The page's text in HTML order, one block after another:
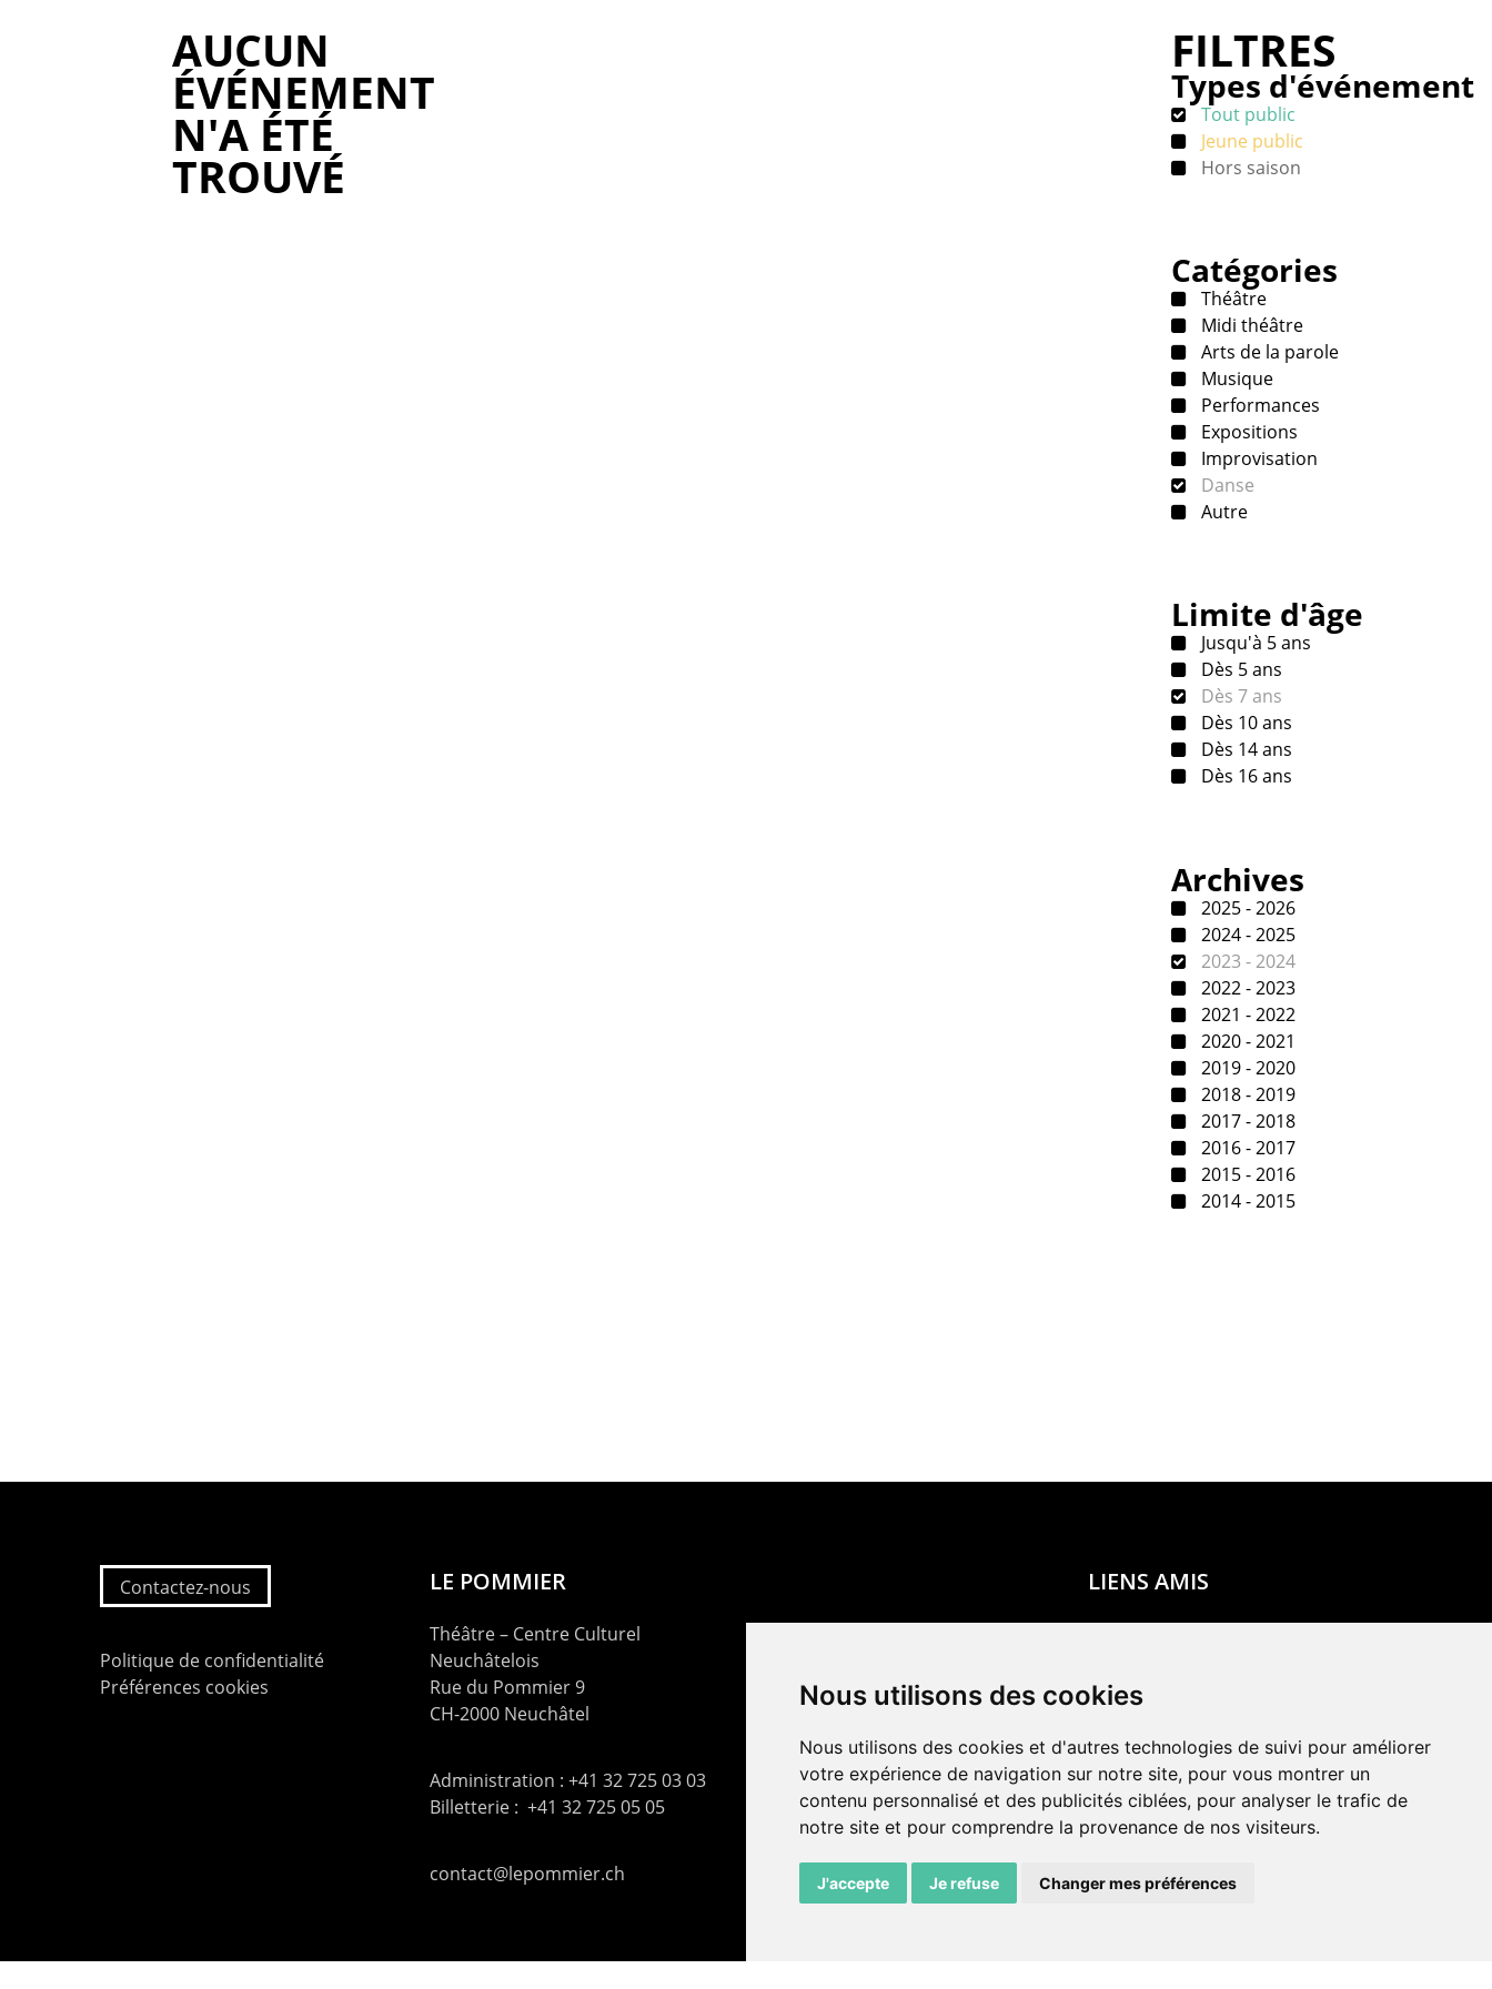
Nous utilisons des cookies
Nous utilisons des cookies et d'autres technologies de suivi pour améliorer
votre expérience de navigation sur notre site, pour vous montrer un
contenu personnalisé et des publicités ciblées, pour analyser le trafic de
notre site et pour comprendre la provenance de nos visiteurs.
J'accepte Je refuse Changer mes préférences
AUCUN
ÉVÉNEMENT
N'A ÉTÉ
TROUVÉ
FILTRES
Types d'événement
Tout public
Jeune public
Hors saison
Catégories
Théâtre
Midi théâtre
Arts de la parole
Musique
Performances
Expositions
Improvisation
Danse
Autre
Limite d'âge
Jusqu'à 5 ans
Dès 5 ans
Dès 7 ans
Dès 10 ans
Dès 14 ans
Dès 16 ans
Archives
2025 - 2026
2024 - 2025
2023 - 2024
2022 - 2023
2021 - 2022
2020 - 2021
2019 - 2020
2018 - 2019
2017 - 2018
2016 - 2017
2015 - 2016
2014 - 2015
Contactez-nous
Politique de confidentialité
Préférences cookies
LE POMMIER
Théâtre – Centre Culturel
Neuchâtelois
Rue du Pommier 9
CH-2000 Neuchâtel
Administration : +41 32 725 03 03
Billetterie : +41 32 725 05 05
contact@lepommier.ch
LIENS AMIS